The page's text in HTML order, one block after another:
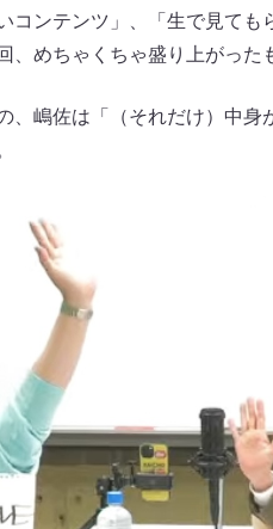
ンテンツ」、「生で見ても
、めちゃくちゃ盛り上がった
、嶋佐は「（それだけ）中